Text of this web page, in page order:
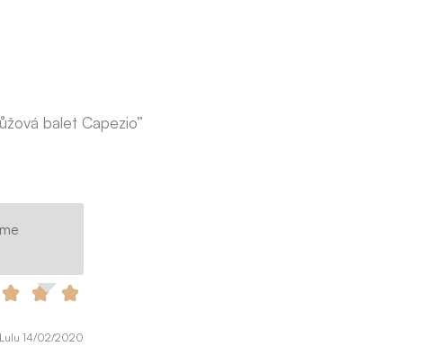
balet Capezio”
Lulu 14/02/2020